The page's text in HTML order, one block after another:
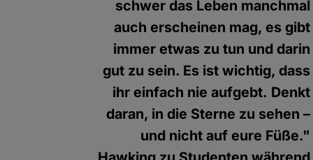
schwer das Leben manchmal
auch erscheinen mag, es gibt
immer etwas zu tun und darin
gut zu sein. Es ist wichtig, dass
ihr einfach nie aufgebt. Denkt
daran, in die Sterne zu sehen –
und nicht auf eure Füße."